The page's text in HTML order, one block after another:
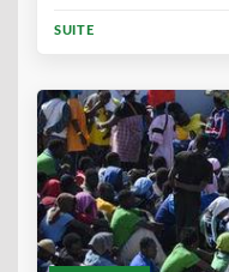
SUITE